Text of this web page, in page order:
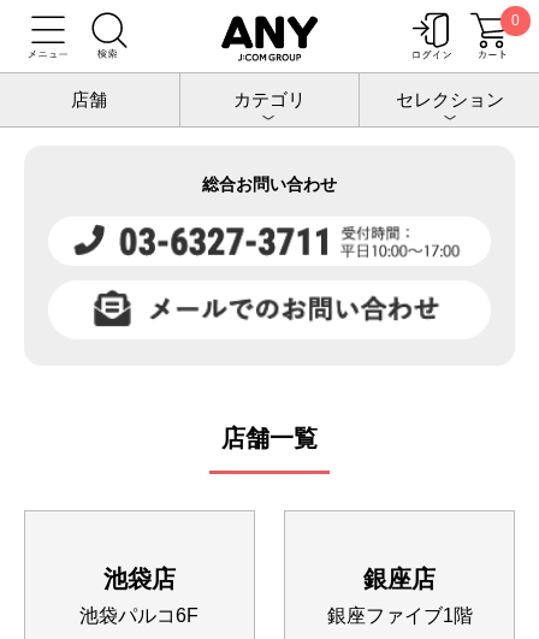
0
店舗 カテゴリ セレクション
トップ 店舗情報
総合お問い合わせ
店舗一覧
池袋店
池袋パルコ6F
銀座店
銀座ファイブ1階